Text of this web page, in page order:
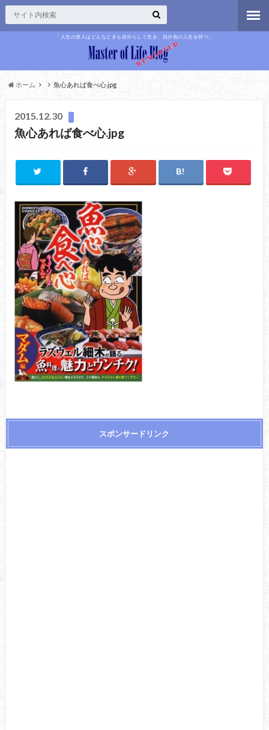
「人生の達人はどんなときも自分らしく生き、自分色の人生を持つ」
ホーム 魚心あれば食べ心.jpg
2015.12.30
魚心あれば食べ心.jpg
スポンサードリンク